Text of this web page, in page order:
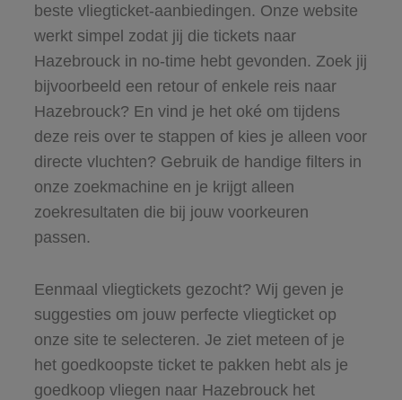
beste vliegticket-aanbiedingen. Onze website
werkt simpel zodat jij die tickets naar
Hazebrouck in no-time hebt gevonden. Zoek jij
bijvoorbeeld een retour of enkele reis naar
Hazebrouck? En vind je het oké om tijdens
deze reis over te stappen of kies je alleen voor
directe vluchten? Gebruik de handige filters in
onze zoekmachine en je krijgt alleen
zoekresultaten die bij jouw voorkeuren
passen.
Eenmaal vliegtickets gezocht? Wij geven je
suggesties om jouw perfecte vliegticket op
onze site te selecteren. Je ziet meteen of je
het goedkoopste ticket te pakken hebt als je
goedkoop vliegen naar Hazebrouck het